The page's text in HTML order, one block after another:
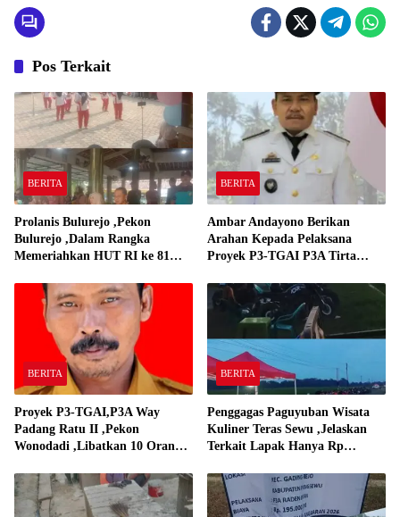
Pos Terkait
BERITA
Prolanis Bulurejo ,Pekon
Bulurejo ,Dalam Rangka
Memeriahkan HUT RI ke 81
BERITA
Ambar Andayono Berikan
Arahan Kepada Pelaksana
Proyek P3-TGAI P3A Tirta
BERITA
Proyek P3-TGAI,P3A Way
Padang Ratu II ,Pekon
Wonodadi ,Libatkan 10 Orang
Padang Ratu
BERITA
Penggagas Paguyuban Wisata
Kuliner Teras Sewu ,Jelaskan
Terkait Lapak Hanya Rp